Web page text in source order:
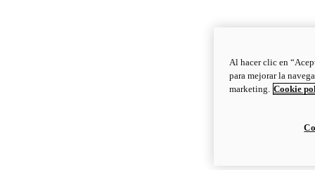
Al hacer clic en
para mejorar la
marketing. Cookie